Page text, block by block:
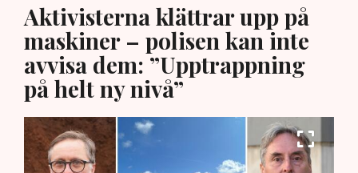
Aktivisterna klättrar upp på
maskiner – polisen kan inte
avvisa dem: ”Upptrappning
på helt ny nivå”